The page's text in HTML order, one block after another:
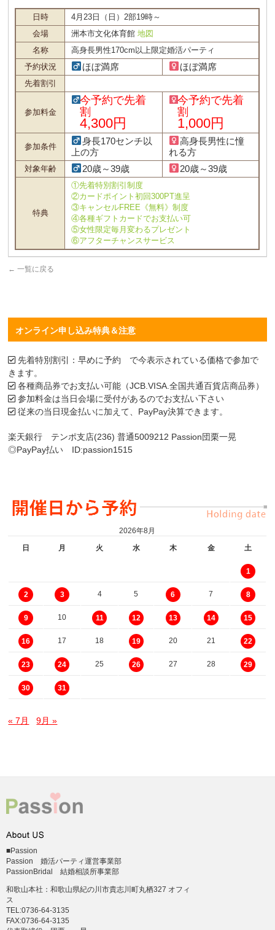
日時
4月23日（日）2部19時～
会場
洲本市文化体育館地図
名称
高身長男性170cm以上限定婚活パーティ
予約状況
ほぼ満席 ほぼ満席
先着割引
参加料金
今予約で先着
割
4,300円
今予約で先着
割
1,000円
参加条件
身長170センチ以
上の方
高身長男性に憧
れる方
対象年齢 20歳～39歳 20歳～39歳
特典
①先着特別割引制度
②カードポイント初回300PT進呈
③キャンセルFREE《無料》制度
④各種ギフトカードでお支払い可
⑤女性限定毎月変わるプレゼント
⑥アフターチャンスサービス
← 一覧に戻る
オンライン申し込み特典＆注意
先着特別割引：早めに予約 で今表示されている価格で参加で
きます。
各種商品券でお支払い可能（JCB.VISA.全国共通百貨店商品券）
参加料金は当日会場に受付があるのでお支払い下さい
従来の当日現金払いに加えて、PayPay決算できます。
楽天銀行 テンポ支店(236) 普通5009212 Passion団栗一晃
◎PayPay払い ID:passion1515
2026年8月
日
月 火 水 木 金 土
1
2 3 4 5 6 7 8
9 10 11 12 13 14 15
16 17 18 19 20 21 22
23 24 25 26 27 28 29
30 31
« 7月 9月 »
■Passion
Passion 婚活パーティ運営事業部
PassionBridal 結婚相談所事業部
和歌山本社：和歌山県紀の川市貴志川町丸栖327 オフィ
ス
TEL:0736-64-3135
FAX:0736-64-3135